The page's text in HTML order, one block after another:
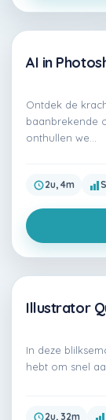
Premium
AI in
Ontdek de
baanbrekende
onthullen we…
2u, 4m
Gratis
Illustrator
In deze
hebt om snel
2u, 32m